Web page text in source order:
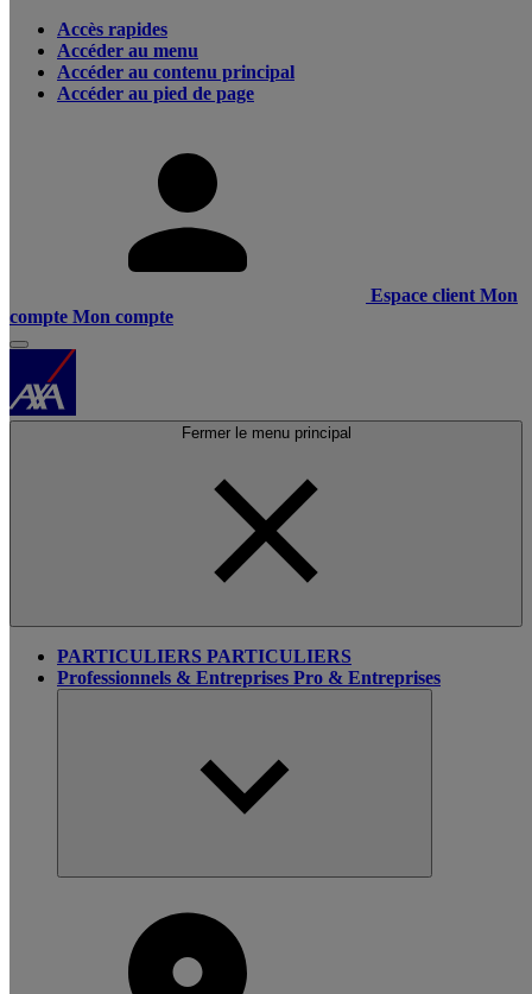
Accès rapides
Accéder au menu
Accéder au contenu principal
Accéder au pied de page
Espace client Mon
compte Mon compte
Fermer le menu principal
PARTICULIERS PARTICULIERS
Professionnels & Entreprises Pro & Entreprises